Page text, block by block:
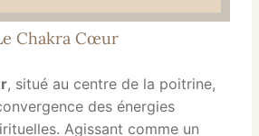
Chakra Cœur
, situé au centre de la poitrine,
des énergies
Agissant comme un